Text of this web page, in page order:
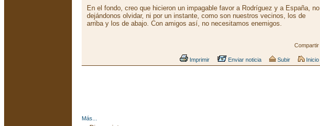
En el fondo, creo que hicieron un impagable favor a Rodríguez y a España, no
dejándonos olvidar, ni por un instante, como son nuestros vecinos, los de
arriba y los de abajo. Con amigos así, no necesitamos enemigos.
Compartir
Imprimir Enviar noticia Subir Inicio
Más...